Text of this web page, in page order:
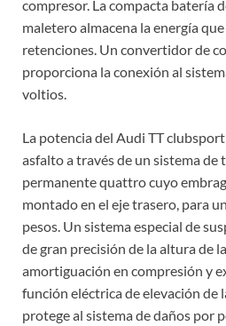
compresor. La compacta batería
maletero almacena la energía
retenciones. Un convertidor de
proporciona la conexión al
voltios.
La potencia del Audi TT
asfalto a través de un sistema
permanente quattro cuyo
montado en el eje trasero, para
pesos. Un sistema especial de
de gran precisión de la altura de
amortiguación en compresión y
función eléctrica de elevación de
protege al sistema de daños por